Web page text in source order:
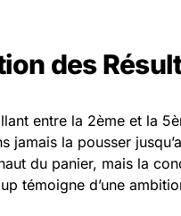
des
entre la 2ème et la
jamais la pousser
du panier, mais la
témoigne d’une